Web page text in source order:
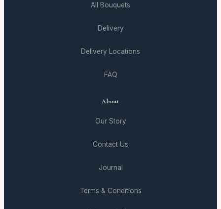
All Bouquets
Delivery
Delivery Locations
FAQ
About
Our Story
Contact Us
Journal
Terms & Conditions